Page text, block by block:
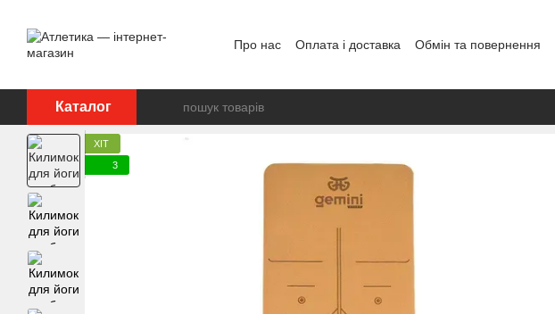
Про нас Оплата і доставка Обмін та повернення
Каталог
ХІТ
3